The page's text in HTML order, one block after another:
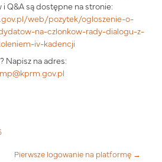
Q&A są dostępne na stronie:
web/pozytek/ogloszenie-o-
na-czlonkow-rady-dialogu-z-
iv-kadencji
Napisz na adres:
Pierwsze logowanie na platformę →